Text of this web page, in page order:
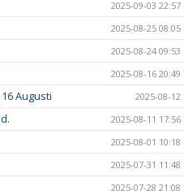
2025-09-03 22:57
2025-08-25 08:05
2025-08-24 09:53
2025-08-16 20:49
Augusti 2025-08-12
2025-08-11 17:56
2025-08-01 10:18
2025-07-31 11:48
2025-07-28 21:08